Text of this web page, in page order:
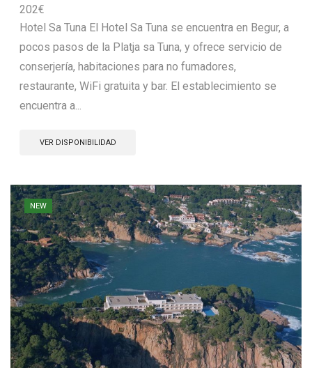
202€
Hotel Sa Tuna El Hotel Sa Tuna se encuentra en Begur, a
pocos pasos de la Platja sa Tuna, y ofrece servicio de
conserjería, habitaciones para no fumadores,
restaurante, WiFi gratuita y bar. El establecimiento se
encuentra a...
VER DISPONIBILIDAD
NEW